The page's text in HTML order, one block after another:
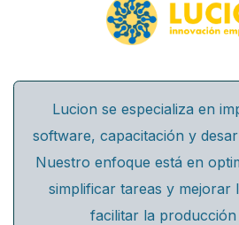
Lucion se especializa en
software, capacitación y
Nuestro enfoque está en
simplificar tareas y mejorar
facilitar la producción